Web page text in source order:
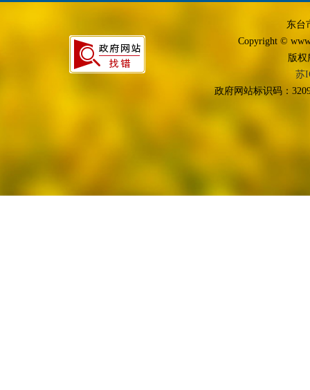
东台
Copyright ©
版权
苏
政府网站标识码：